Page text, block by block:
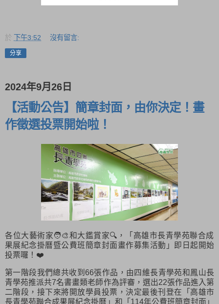
於 下午3:52 沒有留言:
分享
2024年9月26日
【活動公告】簡章封面，由你決定！畫
作徵選投票開始啦！
各位大藝術家🧑‍🎨和大鑑賞家🔍，「高雄市長青學苑聯合成
果展紀念掛曆暨公費班簡章封面畫作募集活動」即日起開始
投票囉！❤️
第一階段我們總共收到66張作品，由四維長青學苑和鳳山長
青學苑推派共7名書畫類老師作為評審，選出22張作品進入第
二階段，接下來將開放學員投票，決定最後刊登在「高雄市
長青學苑聯合成果展紀念掛曆」和「114年公費班簡章封面」